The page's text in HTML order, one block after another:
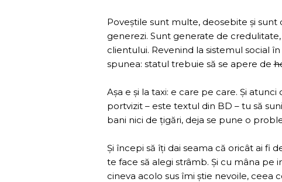
Poveștile sunt multe, deosebite și sunt
generezi. Sunt generate de
clientului. Revenind la sistemul social
spunea: statul trebuie să se apere de
Așa e și la taxi: e care pe care. Și
portvizit – este textul din BD – tu să
bani nici de țigări, deja se pune o
Și începi să îți dai seama că oricât ai fi
te face să alegi strâmb. Și cu mâna pe
cineva acolo sus îmi știe nevoile, ceea